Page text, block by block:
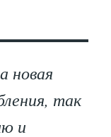
новая
так
и